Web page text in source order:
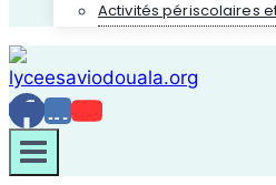
Activités périscolaires et